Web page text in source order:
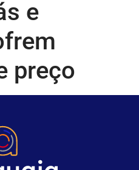
e
preço